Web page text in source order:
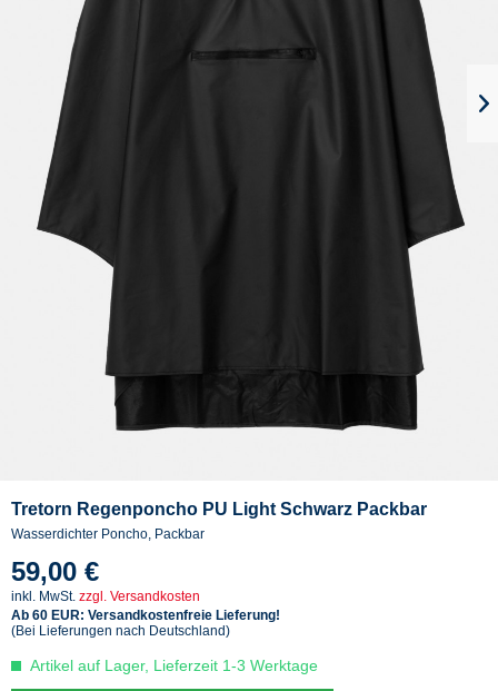
Tretorn Regenponcho PU Light Schwarz Packbar
Wasserdichter Poncho, Packbar
59,00 €
inkl. MwSt. zzgl. Versandkosten
Ab 60 EUR: Versandkostenfreie Lieferung!
(Bei Lieferungen nach Deutschland)
Artikel auf Lager, Lieferzeit 1-3 Werktage